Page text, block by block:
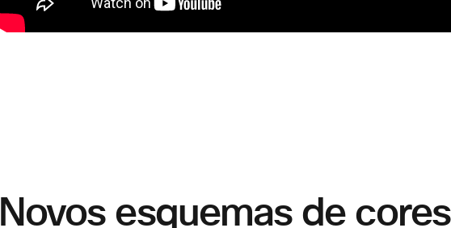
Novos esquemas de cores